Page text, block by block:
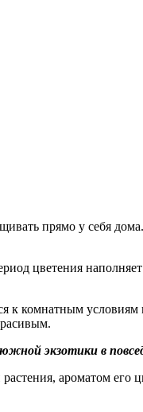
прямо у себя
цветения
к комнатным
экзотики в
ароматом